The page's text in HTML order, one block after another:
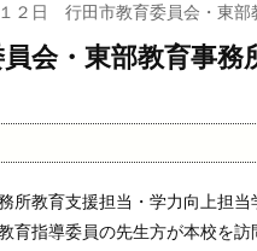
２日 行田市教育委員会・東部
会・東部教育事務
所教育支援担当・学力向上担
育指導委員の先生方が本校を